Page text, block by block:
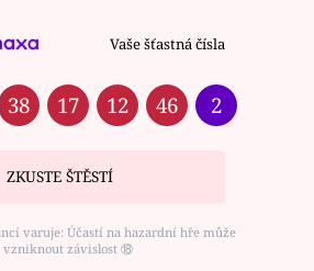
Vaše šťastná čísla
38 17 12 46 2
ZKUSTE ŠTĚSTÍ
varuje: Účastí na hazardní hře může
vzniknout závislost ⑱